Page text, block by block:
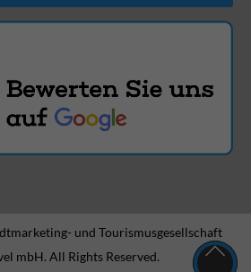
und Tourismusgesellschaft
mbH. All Rights Reserved.